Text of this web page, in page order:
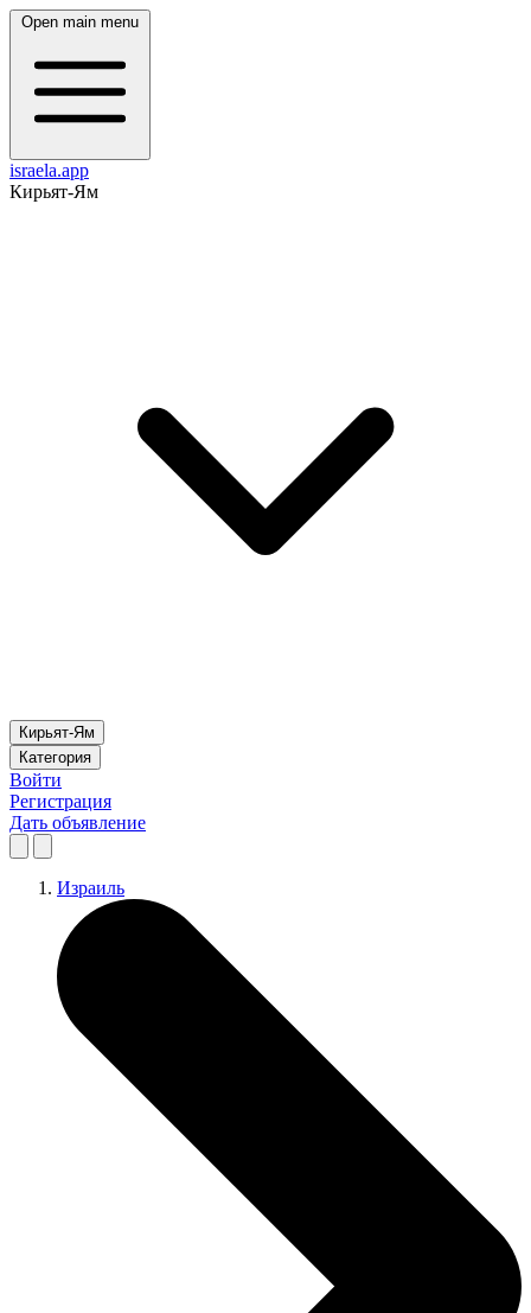
Open main menu
israela.app
Кирьят-Ям
Кирьят-Ям
Категория
Войти
Регистрация
Дать объявление
Израиль